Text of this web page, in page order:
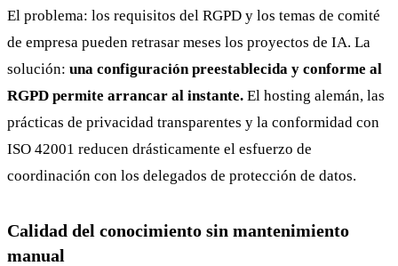
El problema: los requisitos del RGPD y los temas de comité
de empresa pueden retrasar meses los proyectos de IA. La
solución: una configuración preestablecida y conforme al
RGPD permite arrancar al instante. El hosting alemán, las
prácticas de privacidad transparentes y la conformidad con
ISO 42001 reducen drásticamente el esfuerzo de
coordinación con los delegados de protección de datos.
Calidad del conocimiento sin mantenimiento
manual